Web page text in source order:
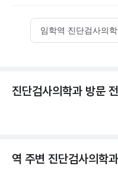
임학역 진단검사의
진단검사의학과 방문
역 주변 진단검사의학과